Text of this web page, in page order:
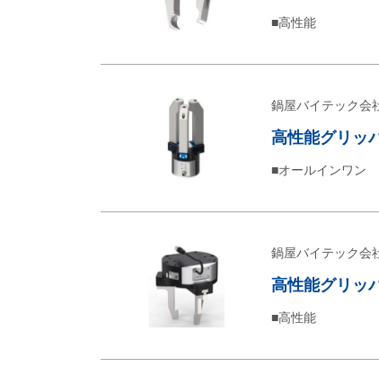
■高性能
鍋屋バイテック会
高性能グリッ
■オールインワン
鍋屋バイテック会
高性能グリッ
■高性能